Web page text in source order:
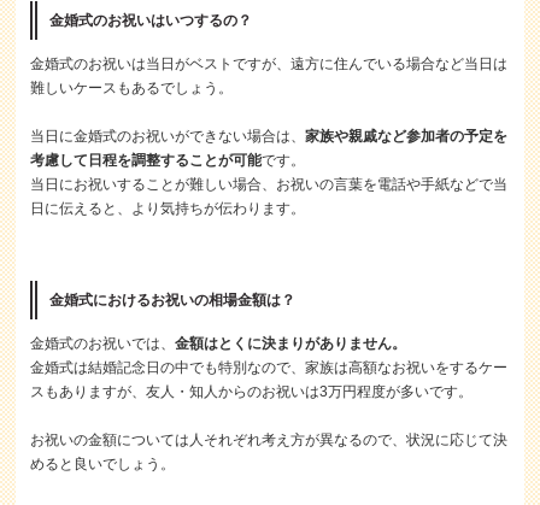
金婚式のお祝いはいつするの？
金婚式のお祝いは当日がベストですが、遠方に住んでいる場合など当日は
難しいケースもあるでしょう。
当日に金婚式のお祝いができない場合は、家族や親戚など参加者の予定を
考慮して日程を調整することが可能です。
当日にお祝いすることが難しい場合、お祝いの言葉を電話や手紙などで当
日に伝えると、より気持ちが伝わります。
金婚式におけるお祝いの相場金額は？
金婚式のお祝いでは、金額はとくに決まりがありません。
金婚式は結婚記念日の中でも特別なので、家族は高額なお祝いをするケー
スもありますが、友人・知人からのお祝いは3万円程度が多いです。
お祝いの金額については人それぞれ考え方が異なるので、状況に応じて決
めると良いでしょう。